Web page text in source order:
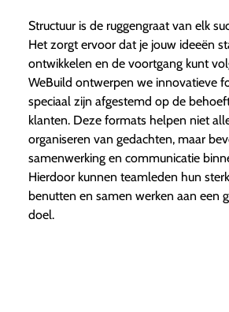
Structuur is de ruggengraat van elk
Het zorgt ervoor dat je jouw ideeën
ontwikkelen en de voortgang kunt
WeBuild ontwerpen we innovatieve
speciaal zijn afgestemd op de
klanten. Deze formats helpen niet
organiseren van gedachten, maar
samenwerking en communicatie
Hierdoor kunnen teamleden hun
benutten en samen werken aan een
doel.